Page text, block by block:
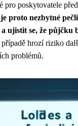
pro poskytovatele
proto nezbytné
ujistit se, že půjčku
hrozí riziko
problémů.